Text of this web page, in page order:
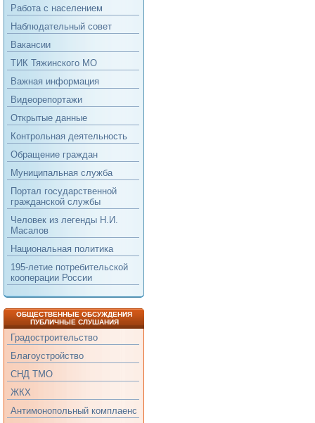
Работа с населением
Наблюдательный совет
Вакансии
ТИК Тяжинского МО
Важная информация
Видеорепортажи
Открытые данные
Контрольная деятельность
Обращение граждан
Муниципальная служба
Портал государственной
гражданской службы
Человек из легенды Н.И.
Масалов
Национальная политика
195-летие потребительской
кооперации России
ОБЩЕСТВЕННЫЕ ОБСУЖДЕНИЯ
ПУБЛИЧНЫЕ СЛУШАНИЯ
Градостроительство
Благоустройство
СНД ТМО
ЖКХ
Антимонопольный комплаенс